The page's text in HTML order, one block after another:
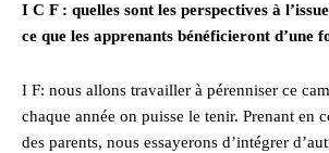
I C F : quelles sont les perspectives à
ce que les apprenants bénéficieront d’une
I F: nous allons travailler à pérenniser ce
chaque année on puisse le tenir. Prenant en
des parents, nous essayerons d’intégrer